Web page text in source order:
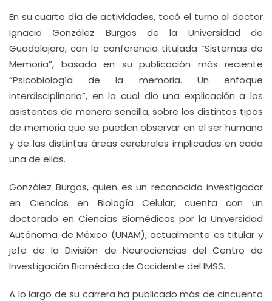
En su cuarto día de actividades, tocó el turno al doctor
Ignacio González Burgos de la Universidad de
Guadalajara, con la conferencia titulada “Sistemas de
Memoria”, basada en su publicación más reciente
“Psicobiología de la memoria. Un enfoque
interdisciplinario”, en la cual dio una explicación a los
asistentes de manera sencilla, sobre los distintos tipos
de memoria que se pueden observar en el ser humano
y de las distintas áreas cerebrales implicadas en cada
una de ellas.
González Burgos, quien es un reconocido investigador
en Ciencias en Biología Celular, cuenta con un
doctorado en Ciencias Biomédicas por la Universidad
Autónoma de México (UNAM), actualmente es titular y
jefe de la División de Neurociencias del Centro de
Investigación Biomédica de Occidente del IMSS.
A lo largo de su carrera ha publicado más de cincuenta